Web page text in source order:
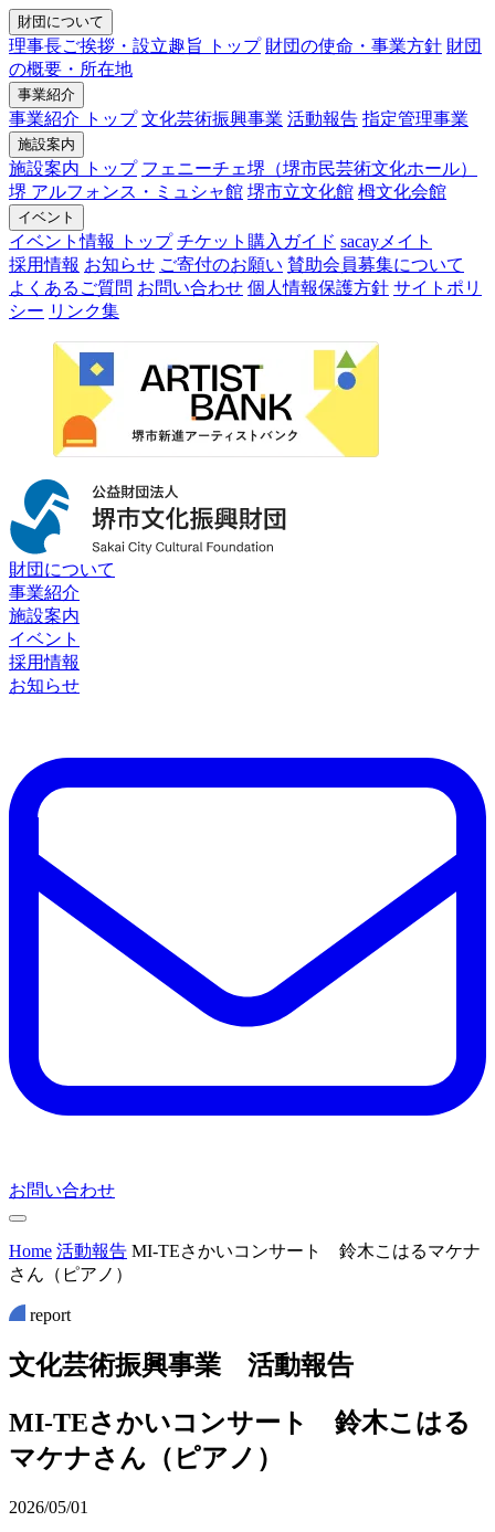
財団について
理事長ご挨拶・設立趣旨 トップ 財団の使命・事業方針 財団
の概要・所在地
事業紹介
事業紹介 トップ 文化芸術振興事業 活動報告 指定管理事業
施設案内
施設案内 トップ フェニーチェ堺（堺市民芸術文化ホール）
堺 アルフォンス・ミュシャ館 堺市立文化館 栂文化会館
イベント
イベント情報 トップ チケット購入ガイド sacayメイト
採用情報 お知らせ ご寄付のお願い 賛助会員募集について
よくあるご質問 お問い合わせ 個人情報保護方針 サイトポリ
シー リンク集
財団について
事業紹介
施設案内
イベント
採用情報
お知らせ
お問い合わせ
Home 活動報告 MI-TEさかいコンサート 鈴木こはるマケナ
さん（ピアノ）
report
文化芸術振興事業 活動報告
MI-TEさかいコンサート 鈴木こはる
マケナさん（ピアノ）
2026/05/01